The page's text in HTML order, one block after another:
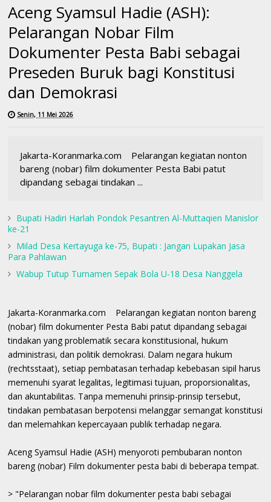
Aceng Syamsul Hadie (ASH):
Pelarangan Nobar Film
Dokumenter Pesta Babi sebagai
Preseden Buruk bagi Konstitusi
dan Demokrasi
Senin, 11 Mei 2026
Jakarta-Koranmarka.com Pelarangan kegiatan nonton
bareng (nobar) film dokumenter Pesta Babi patut
dipandang sebagai tindakan ...
Bupati Hadiri Harlah Pondok Pesantren Al-Muttaqien Manislor
ke-21
Milad Desa Kertayuga ke-75, Bupati : Jangan Lupakan Jasa
Para Pahlawan
Wabup Tutup Turnamen Sepak Bola U-18 Desa Nanggela
Jakarta-Koranmarka.com Pelarangan kegiatan nonton bareng
(nobar) film dokumenter Pesta Babi patut dipandang sebagai
tindakan yang problematik secara konstitusional, hukum
administrasi, dan politik demokrasi. Dalam negara hukum
(rechtsstaat), setiap pembatasan terhadap kebebasan sipil harus
memenuhi syarat legalitas, legitimasi tujuan, proporsionalitas,
dan akuntabilitas. Tanpa memenuhi prinsip-prinsip tersebut,
tindakan pembatasan berpotensi melanggar semangat konstitusi
dan melemahkan kepercayaan publik terhadap negara.
Aceng Syamsul Hadie (ASH) menyoroti pembubaran nonton
bareng (nobar) Film dokumenter pesta babi di beberapa tempat.
> "Pelarangan nobar film dokumenter pesta babi sebagai